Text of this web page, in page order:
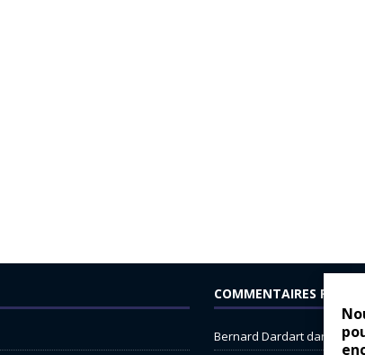
COMMENTAIRES
Bernard Dardartdans